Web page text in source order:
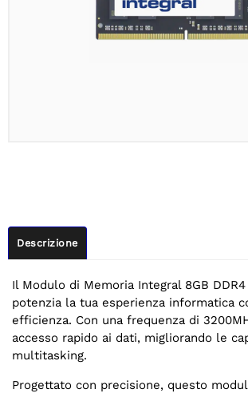
Descrizione
Il Modulo di Memoria Integral 8GB DDR4
potenzia la tua esperienza informatica
efficienza. Con una frequenza di
accesso rapido ai dati, migliorando le
multitasking.
Progettato con precisione, questo